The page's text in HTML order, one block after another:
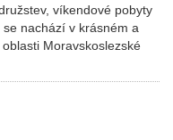
víkendové pobyty
nachází v krásném a
Moravskoslezské